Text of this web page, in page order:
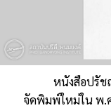
หนังสือปรัช
จัดพิมพ์ใหม่ใน พ.